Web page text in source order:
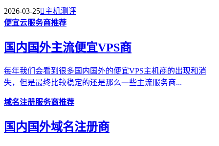
2026-03-25主机测评
便宜云服务商推荐
国内国外主流便宜VPS商
每年我们会看到很多国内国外的便宜VPS主机商的出现和消
失，但是最终比较稳定的还是那么一些主流服务商...
域名注册服务商推荐
国内国外域名注册商